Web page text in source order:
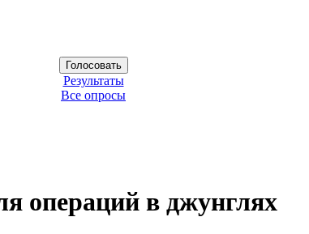
Результаты
Все опросы
операций в джунглях